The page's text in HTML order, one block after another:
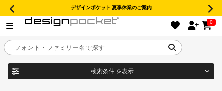
デザインポケット 夏季休業のご案内
0
目的別フォントガイド
検索条件 を表示